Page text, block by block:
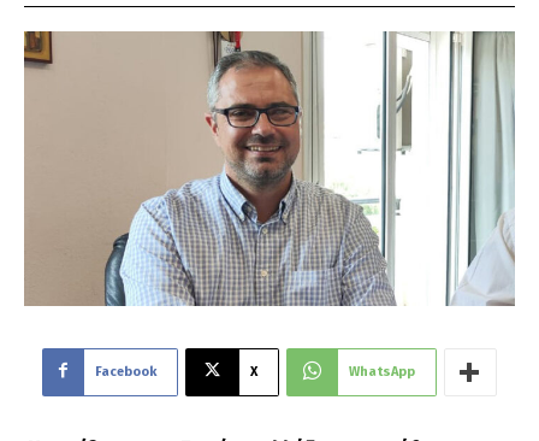
Facebook X WhatsApp